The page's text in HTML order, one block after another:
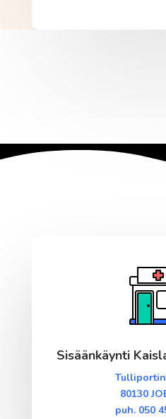
Sisäänkäynti
80130
puh. 050